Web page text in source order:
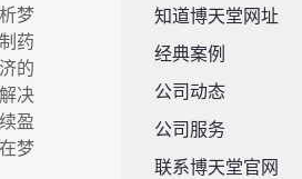
梦
药
的
决
盈
梦
知道博天堂网址
经典案例
公司动态
公司服务
联系博天堂官网